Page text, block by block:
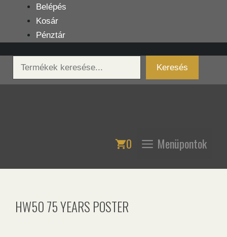
tartalomba
Belépés
Kosár
Pénztár
Keresés
Keresés
0 Menüpontok
HW50 75 YEARS POSTER